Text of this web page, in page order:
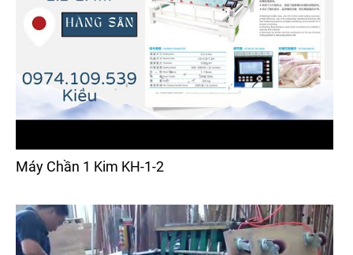
Máy Chần 1 Kim KH-1-2